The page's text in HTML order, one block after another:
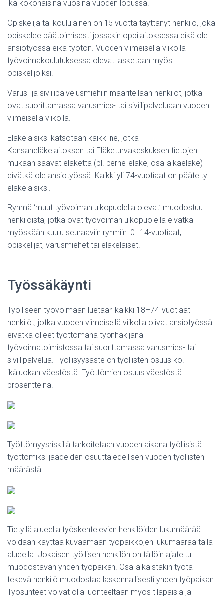
ikä kokonaisina vuosina vuoden lopussa.
Opiskelija tai koululainen on 15 vuotta täyttänyt henkilö, joka
opiskelee päätoimisesti jossakin oppilaitoksessa eikä ole
ansiotyössä eikä työtön. Vuoden viimeisellä viikolla
työvoimakoulutuksessa olevat lasketaan myös
opiskelijoiksi.
Varus- ja siviilipalvelusmiehiin määritellään henkilöt, jotka
ovat suorittamassa varusmies- tai siviilipalveluaan vuoden
viimeisellä viikolla.
Eläkeläisiksi katsotaan kaikki ne, jotka
Kansaneläkelaitoksen tai Eläketurvakeskuksen tietojen
mukaan saavat eläkettä (pl. perhe-eläke, osa-aikaeläke)
eivätkä ole ansiotyössä. Kaikki yli 74-vuotiaat on päätelty
eläkeläisiksi.
Ryhmä ‘muut työvoiman ulkopuolella olevat’ muodostuu
henkilöistä, jotka ovat työvoiman ulkopuolella eivätkä
myöskään kuulu seuraaviin ryhmiin: 0–14-vuotiaat,
opiskelijat, varusmiehet tai eläkeläiset.
Työssäkäynti
Työlliseen työvoimaan luetaan kaikki 18–74-vuotiaat
henkilöt, jotka vuoden viimeisellä viikolla olivat ansiotyössä
eivätkä olleet työttömänä työnhakijana
työvoimatoimistossa tai suorittamassa varusmies- tai
siviilipalvelua. Työllisyysaste on työllisten osuus ko.
ikäluokan väestöstä. Työttömien osuus väestöstä
prosentteina.
Työttömyysriskillä tarkoitetaan vuoden aikana työllisistä
työttömiksi jäädeiden osuutta edellisen vuoden työllisten
määrästä.
Tietyllä alueella työskentelevien henkilöiden lukumäärää
voidaan käyttää kuvaamaan työpaikkojen lukumäärää tällä
alueella. Jokaisen työllisen henkilön on tällöin ajateltu
muodostavan yhden työpaikan. Osa-aikaistakin työtä
tekevä henkilö muodostaa laskennallisesti yhden työpaikan.
Työsuhteet voivat olla luonteeltaan myös tilapäisiä ja